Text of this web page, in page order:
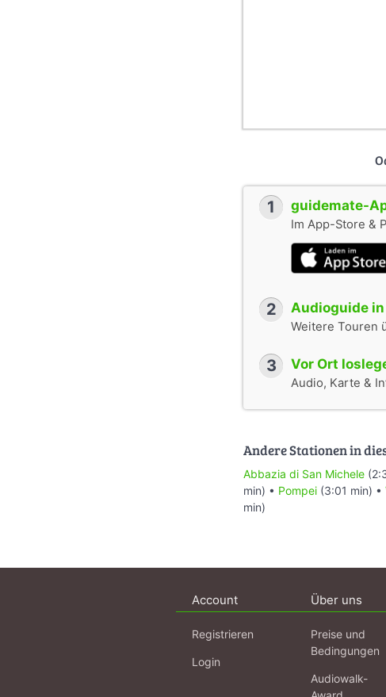
1 guidemate-
Im App-Store &
2 Audioguide
Weitere Touren
3 Vor Ort
Audio, Karte &
Andere Stationen in
Abbazia di San Michele
min) • Pompei (3:01 min) •
min)
Account
Registrieren
Login
Über uns
Preise und
Bedingungen
Audiowalk-